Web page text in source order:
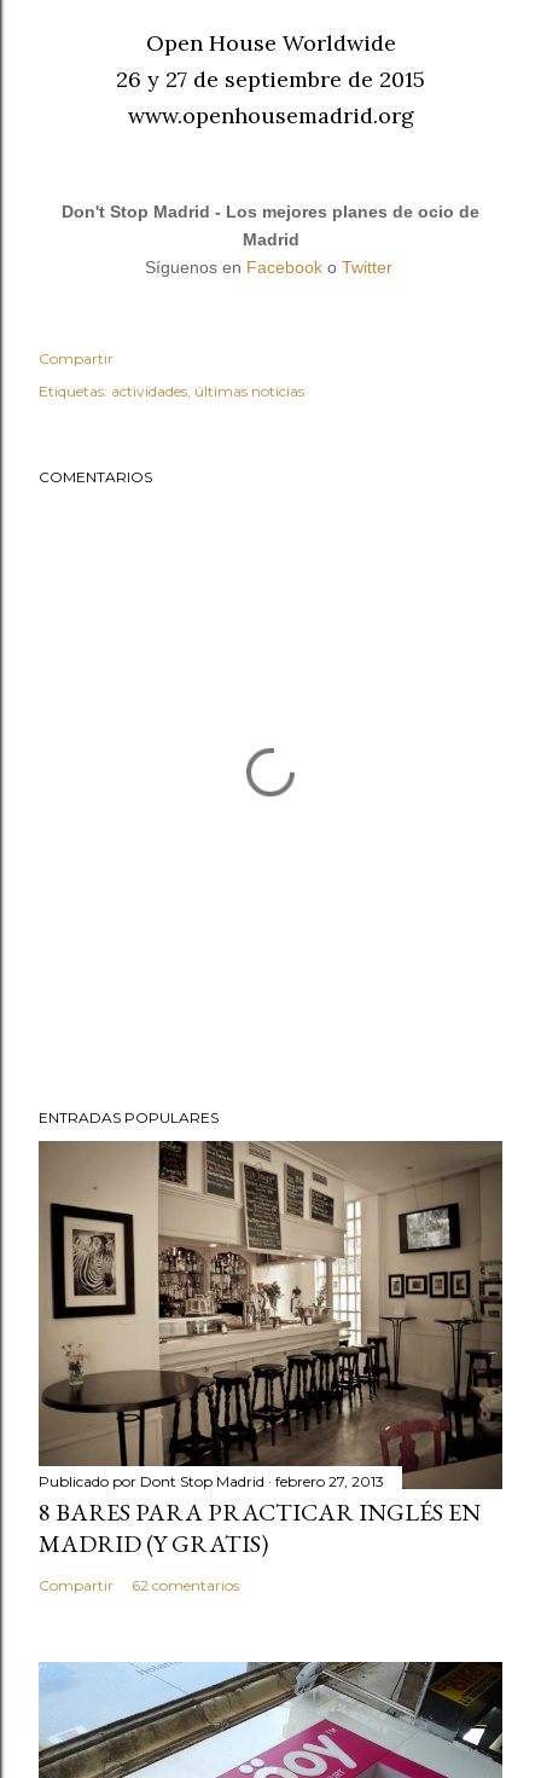
Open House Worldwide
26 y 27 de septiembre de 2015
www.openhousemadrid.org
Don't Stop Madrid - Los mejores planes de ocio de
Madrid
Síguenos en Facebooko Twitter
Compartir
Etiquetas: actividades últimas noticias
COMENTARIOS
ENTRADAS POPULARES
Publicado por Dont Stop Madrid febrero 27, 2013
8 BARES PARA PRACTICAR INGLÉS EN
MADRID (Y GRATIS)
Compartir 62 comentarios